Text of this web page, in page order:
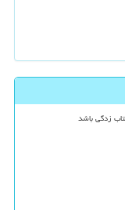
زدگی باشد